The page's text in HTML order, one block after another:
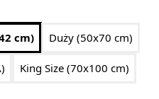
cm) Duży (50x70 cm)
King Size (70x100 cm)